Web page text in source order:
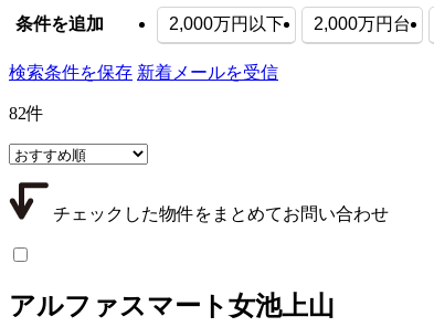
条件を追加 2,000万円以下 2,000万円台
検索条件を保存 新着メールを受信
82件
チェックした物件をまとめてお問い合わせ
アルファスマート女池上山